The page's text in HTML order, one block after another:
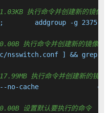
执行命令并创建新的镜像层
-eux; 	addgroup -g
执行命令并创建新的镜像层
nsswitch.conf ] && grep
执行命令并创建新的镜像
设置默认要执行的命令